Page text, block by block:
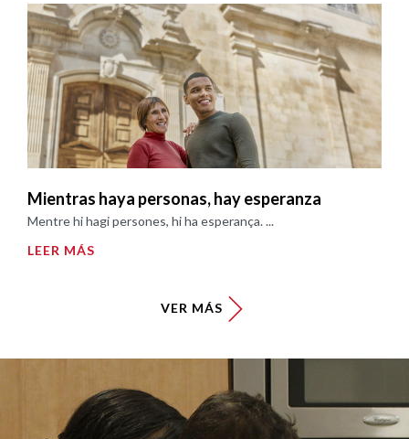
Mientras haya personas, hay esperanza
Mentre hi hagi persones, hi ha esperança. ...
LEER MÁS
VER MÁS